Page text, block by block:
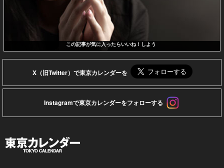
この記事が気に入ったらいいね！しよう
X（旧Twitter）で東京カレンダーを
Instagramで東京カレンダーをフォローする